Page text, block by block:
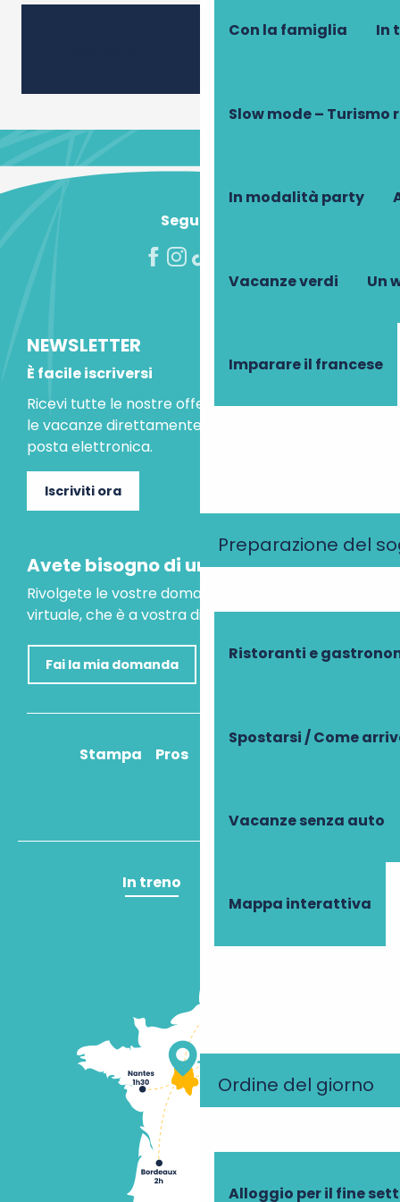
Con la famiglia In
Slow mode – Turismo
In modalità party
Vacanze verdi Un
Imparare il francese
Preparazione del
Ristoranti e
Spostarsi / Come
Vacanze senza auto
Mappa interattiva
Ordine del giorno
Alloggio per il fine
Seguiteci!
NEWSLETTER
È facile iscriversi
Ricevi tutte le nostre offerte speciali e le idee per
le vacanze direttamente nella tua casella di
posta elettronica.
Iscriviti ora
Avete bisogno di un consiglio?
Rivolgete le vostre domande al nostro assistente
virtuale, che è a vostra disposizione per aiutarvi.
Fai la mia domanda
Stampa Pros
In treno